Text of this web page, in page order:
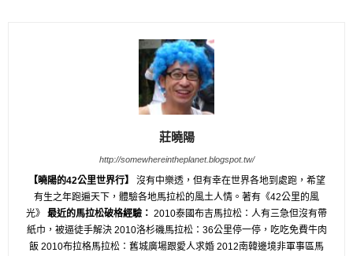
莊曉陽
http://somewhereintheplanet.blogspot.tw/
【曉陽的42公里世界行】
沒有中樂透，但有幸在世界各地到處跑，希望
有生之年跑遍天下，體驗各地馬拉松的風土人情。著有《42公里的風
光》 最近的馬拉松破格經驗： 2010泰國布吉馬拉松：人有三急但沒有帶
紙巾，被逼徒手解決 2010洛杉磯馬拉松：36公里停一停，吃吃免費牛肉
飯 2010布拉格馬拉松：舊城廣場跟愛人求婚 2012南韓邊境非軍事區馬